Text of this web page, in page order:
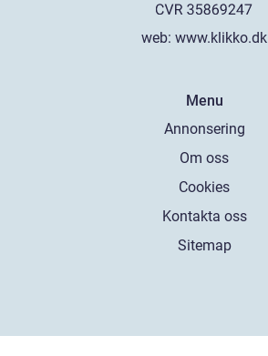
web: www.klikko.dk
Menu
Annonsering
Om oss
Cookies
Kontakta oss
Sitemap